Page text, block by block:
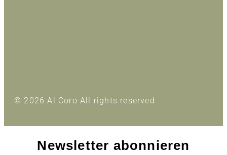
© 2026 Al Coro All rights reserved
Newsletter abonnieren